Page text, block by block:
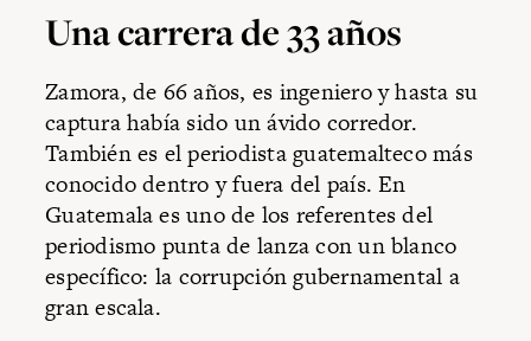
Una carrera de 33 años
Zamora, de 66 años, es ingeniero y hasta su
captura había sido un ávido corredor.
También es el periodista guatemalteco más
conocido dentro y fuera del país. En
Guatemala es uno de los referentes del
periodismo punta de lanza con un blanco
específico: la corrupción gubernamental a
gran escala.